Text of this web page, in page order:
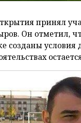
принял
Он отметил,
созданы